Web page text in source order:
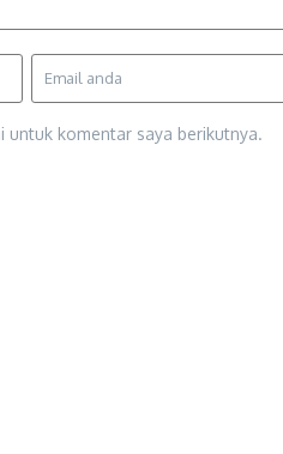
untuk komentar saya berikutnya.